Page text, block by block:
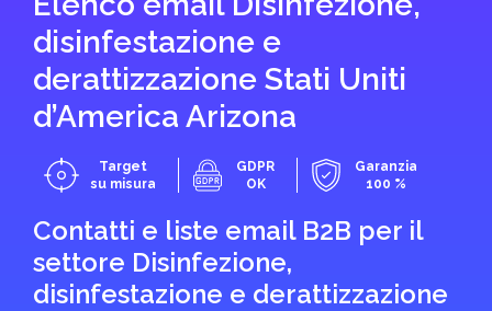
disinfestazione e
derattizzazione Stati Uniti
d’America Arizona
Target
su misura
GDPR
OK
Garanzia
100 %
Contatti e liste email B2B per il
settore Disinfezione,
disinfestazione e derattizzazione